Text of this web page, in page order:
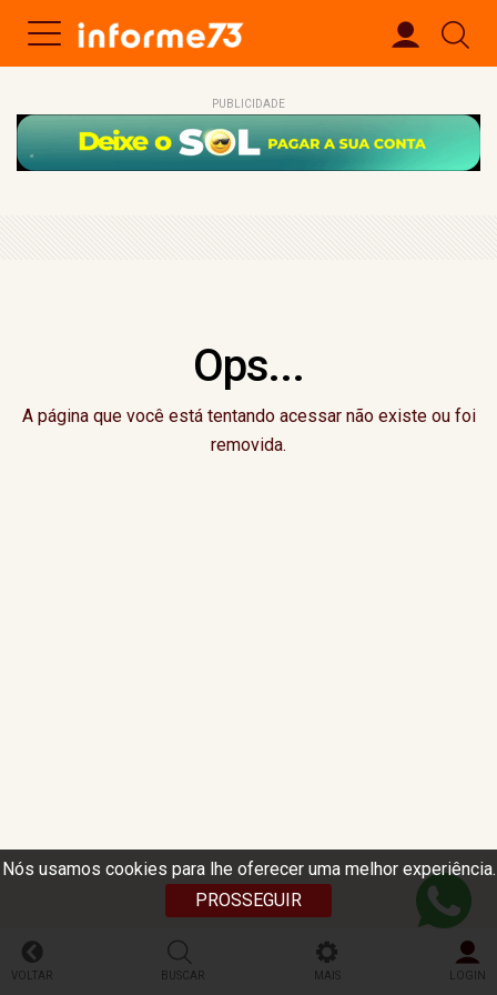
Nós usamos cookies para lhe oferecer uma melhor experiência.
PROSSEGUIR
PUBLICIDADE
Ops...
A página que você está tentando acessar não existe ou foi
removida.
VOLTAR BUSCAR MAIS LOGIN